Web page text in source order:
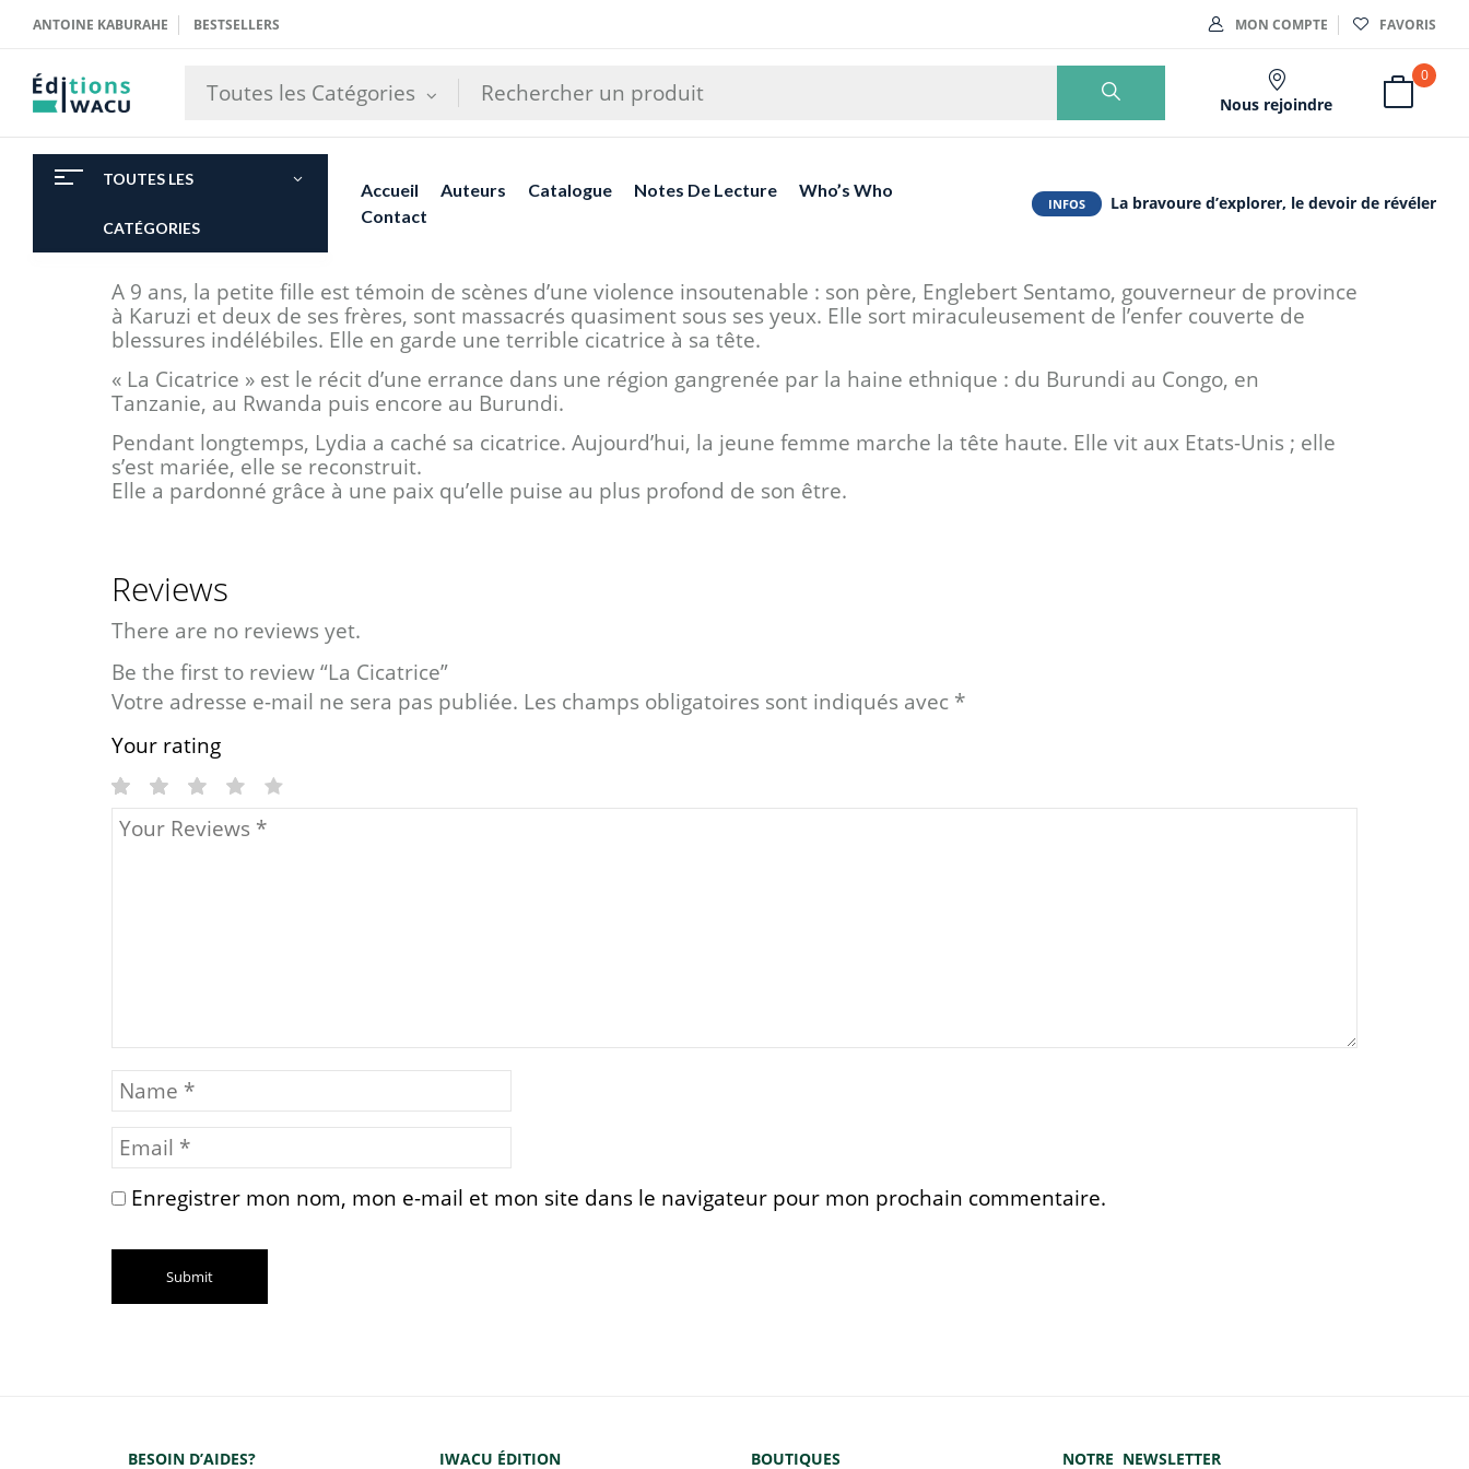
ANTOINE KABURAHE BESTSELLERS MON COMPTE FAVORIS
Toutes les Catégories Nous rejoindre
0
TOUTES LES
CATÉGORIES
Accueil Auteurs Catalogue Notes De Lecture
Who’s Who
Contact
INFOS La bravoure d’explorer, le devoir de révéler
A 9 ans, la petite fille est témoin de scènes d’une violence insoutenable : son père, Englebert Sentamo, gouverneur de province
à Karuzi et deux de ses frères, sont massacrés quasiment sous ses yeux. Elle sort miraculeusement de l’enfer couverte de
blessures indélébiles. Elle en garde une terrible cicatrice à sa tête.
« La Cicatrice » est le récit d’une errance dans une région gangrenée par la haine ethnique : du Burundi au Congo, en
Tanzanie, au Rwanda puis encore au Burundi.
Pendant longtemps, Lydia a caché sa cicatrice. Aujourd’hui, la jeune femme marche la tête haute. Elle vit aux Etats-Unis ; elle
s’est mariée, elle se reconstruit.
Elle a pardonné grâce à une paix qu’elle puise au plus profond de son être.
Reviews
There are no reviews yet.
Be the first to review “La Cicatrice”
Votre adresse e-mail ne sera pas publiée. Les champs obligatoires sont indiqués avec *
Your rating
Enregistrer mon nom, mon e-mail et mon site dans le navigateur pour mon prochain commentaire.
BESOIN D’AIDES? IWACU ÉDITION BOUTIQUES NOTRE NEWSLETTER